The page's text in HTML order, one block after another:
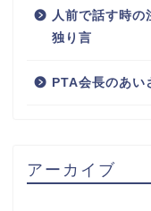
人前で話す時
独り言
PTA会長のあい
アーカイブ